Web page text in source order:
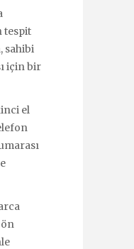
tespit
sahibi
için bir
el